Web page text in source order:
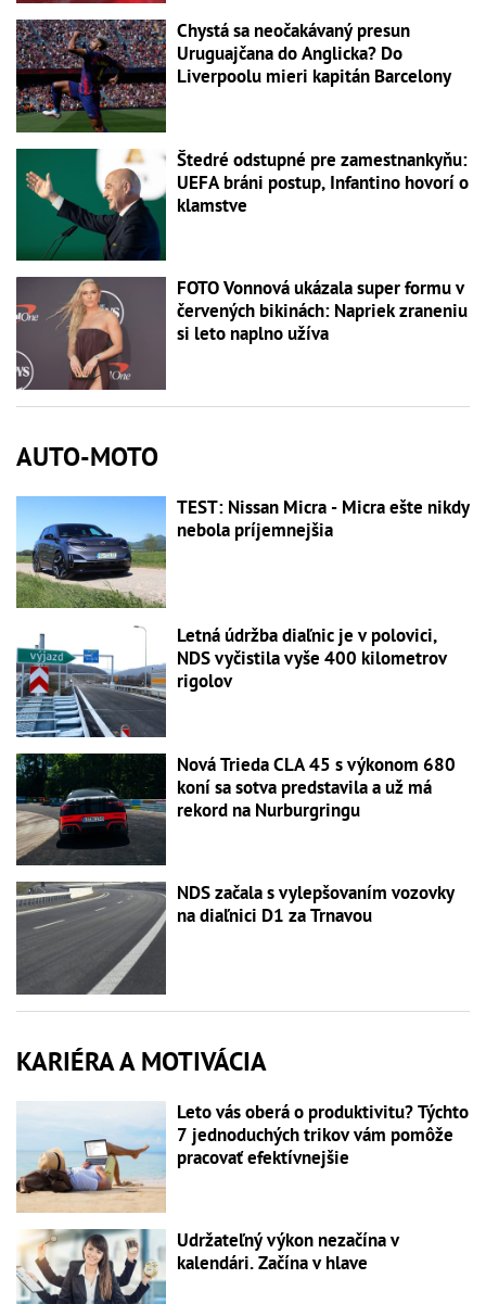
Chystá sa neočakávaný presun
Uruguajčana do Anglicka? Do
Liverpoolu mieri kapitán Barcelony
Štedré odstupné pre zamestnankyňu:
UEFA bráni postup, Infantino hovorí o
klamstve
FOTO Vonnová ukázala super formu v
červených bikinách: Napriek zraneniu
si leto naplno užíva
AUTO-MOTO
TEST: Nissan Micra - Micra ešte nikdy
nebola príjemnejšia
Letná údržba diaľnic je v polovici,
NDS vyčistila vyše 400 kilometrov
rigolov
Nová Trieda CLA 45 s výkonom 680
koní sa sotva predstavila a už má
rekord na Nurburgringu
NDS začala s vylepšovaním vozovky
na diaľnici D1 za Trnavou
KARIÉRA A MOTIVÁCIA
Leto vás oberá o produktivitu? Týchto
7 jednoduchých trikov vám pomôže
pracovať efektívnejšie
Udržateľný výkon nezačína v
kalendári. Začína v hlave